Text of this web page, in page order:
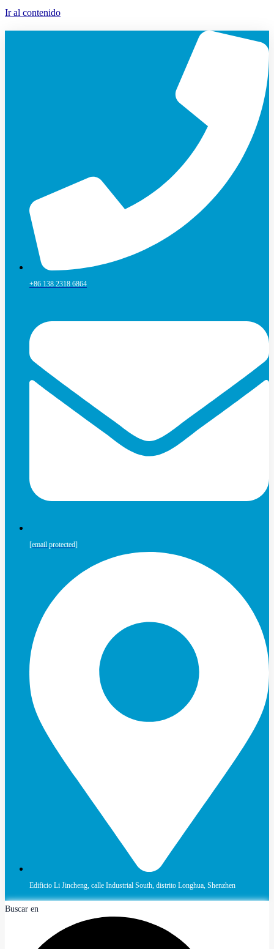
Ir al contenido
+86 138 2318 6864
[email protected]
Edificio Li Jincheng, calle Industrial South, distrito Longhua, Shenzhen
Buscar en